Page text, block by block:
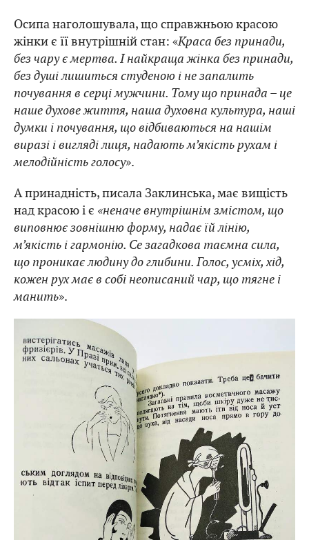
Осипа наголошувала, що справжньою красою
жінки є її внутрішній стан: «Краса без принади,
без чару є мертва. І найкраща жінка без принади,
без душі лишиться студеною і не запалить
почування в серці мужчини. Тому що принада – це
наше духове життя, наша духовна культура, наші
думки і почування, що відбиваються на нашім
виразі і вигляді лиця, надають м’якість рухам і
мелодійність голосу».
А принадність, писала Заклинська, має вищість
над красою і є «неначе внутрішнім змістом, що
виповнює зовнішню форму, надає їй лінію,
м’якість і гармонію. Се загадкова таємна сила,
що проникає людину до глибини. Голос, усміх, хід,
кожен рух має в собі неописаний чар, що тягне і
манить».